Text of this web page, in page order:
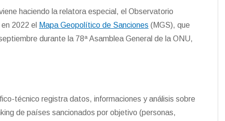
haciendo la relatora especial, el Observatorio
2022 el
Mapa Geopolítico de Sanciones (MGS), que
durante la 78ª Asamblea General de la ONU,
técnico registra datos, informaciones y análisis sobre
de países sancionados por objetivo (personas,